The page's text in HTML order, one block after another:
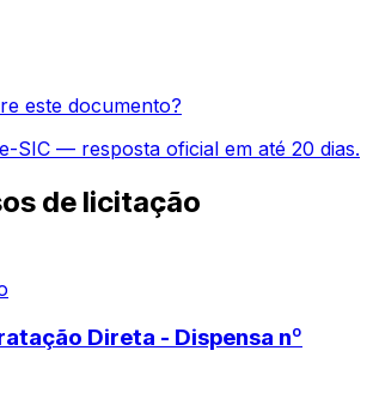
este documento?
SIC — resposta oficial em até 20 dias.
de licitação
Direta - Dispensa nº